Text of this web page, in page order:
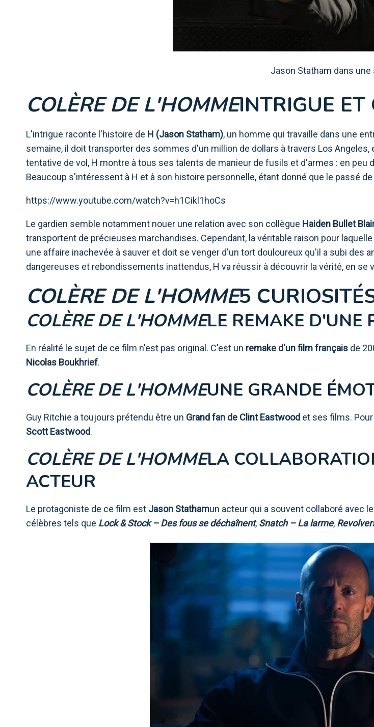
Jason Statham dans une
COLÈRE DE L'HOMMEINTRIGUE
L'intrigue raconte l'histoire de H (Jason Statham), un homme qui travaille dans une
semaine, il doit transporter des sommes d'un million de dollars à travers Los
tentative de vol, H montre à tous ses talents de manieur de fusils et d'armes : en
Beaucoup s'intéressent à H et à son histoire personnelle, étant donné que le passé
https://www.youtube.com/watch?v=h1Cikl1hoCs
Le gardien semble notamment nouer une relation avec son collègue Haiden Bullet
transportent de précieuses marchandises. Cependant, la véritable raison pour
une affaire inachevée à sauver et doit se venger d'un tort douloureux qu'il a subi des
dangereuses et rebondissements inattendus, H va réussir à découvrir la vérité, en
COLÈRE DE L'HOMME5
COLÈRE DE L'HOMMELE REMAKE D'UNE
En réalité le sujet de ce film n'est pas original. C'est un remake d'un film français de
Nicolas Boukhrief.
COLÈRE DE L'HOMMEUNE GRANDE
Guy Ritchie a toujours prétendu être un Grand fan de Clint Eastwood et ses films.
Scott Eastwood.
COLÈRE DE L'HOMMELA
ACTEUR
Le protagoniste de ce film est Jason Stathamun acteur qui a souvent collaboré avec
célèbres tels que Lock & Stock – Des fous se déchaînent, Snatch – La larme,